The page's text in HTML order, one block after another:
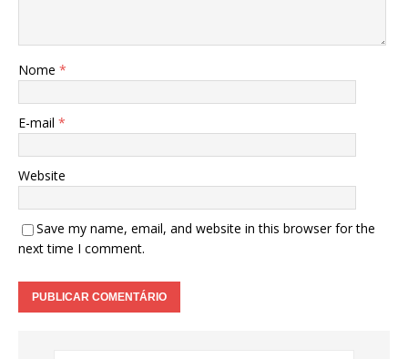
Nome *
E-mail *
Website
Save my name, email, and website in this browser for the
next time I comment.